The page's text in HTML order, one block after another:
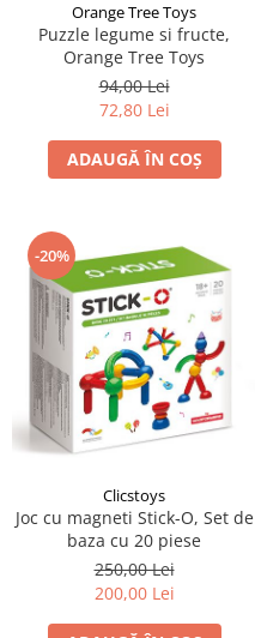
Orange Tree Toys
Puzzle legume si fructe,
Orange Tree Toys
94,00 Lei
72,80 Lei
ADAUGĂ ÎN COȘ
-20%
Clicstoys
Joc cu magneti Stick-O, Set de
baza cu 20 piese
250,00 Lei
200,00 Lei